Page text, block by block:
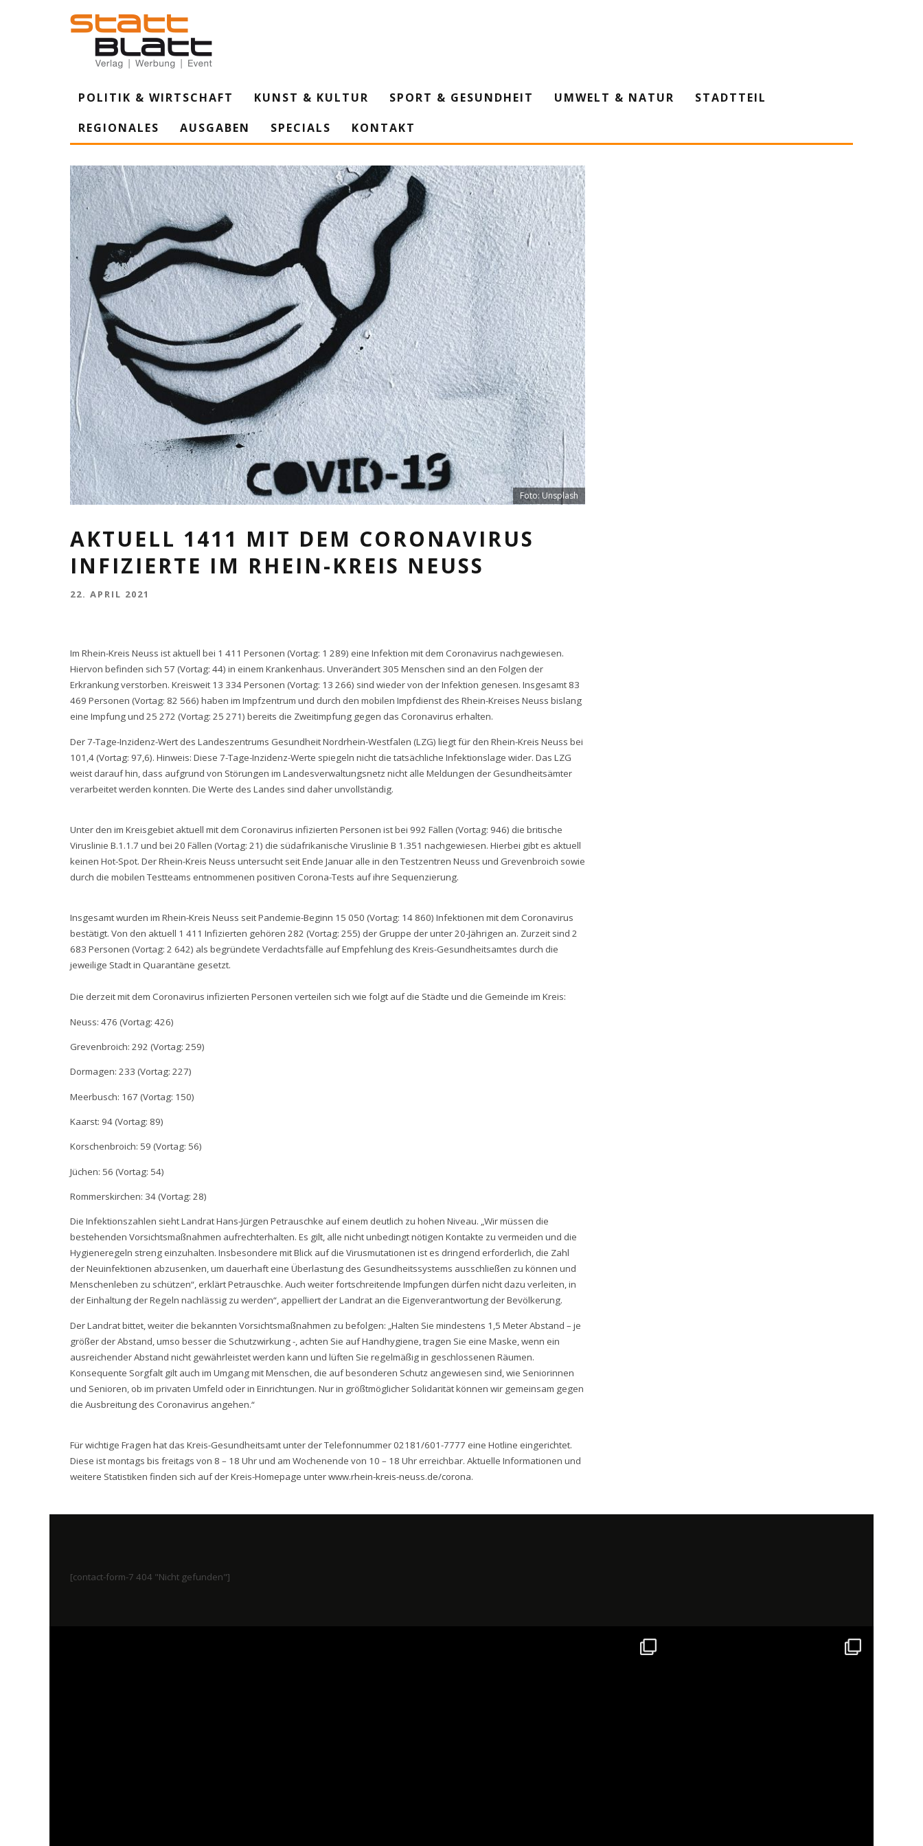
POLITIK & WIRTSCHAFT KUNST & KULTUR SPORT & GESUNDHEIT UMWELT & NATUR
STADTTEIL
REGIONALES
AUSGABEN SPECIALS KONTAKT
Foto: Unsplash
AKTUELL 1411 MIT DEM CORONAVIRUS
INFIZIERTE IM RHEIN-KREIS NEUSS
22. APRIL 2021
Im Rhein-Kreis Neuss ist aktuell bei 1 411 Personen (Vortag: 1 289) eine Infektion mit dem Coronavirus nachgewiesen.
Hiervon befinden sich 57 (Vortag: 44) in einem Krankenhaus. Unverändert 305 Menschen sind an den Folgen der
Erkrankung verstorben. Kreisweit 13 334 Personen (Vortag: 13 266) sind wieder von der Infektion genesen. Insgesamt 83
469 Personen (Vortag: 82 566) haben im Impfzentrum und durch den mobilen Impfdienst des Rhein-Kreises Neuss bislang
eine Impfung und 25 272 (Vortag: 25 271) bereits die Zweitimpfung gegen das Coronavirus erhalten.
Der 7-Tage-Inzidenz-Wert des Landeszentrums Gesundheit Nordrhein-Westfalen (LZG) liegt für den Rhein-Kreis Neuss bei
101,4 (Vortag: 97,6). Hinweis: Diese 7-Tage-Inzidenz-Werte spiegeln nicht die tatsächliche Infektionslage wider. Das LZG
weist darauf hin, dass aufgrund von Störungen im Landesverwaltungsnetz nicht alle Meldungen der Gesundheitsämter
verarbeitet werden konnten. Die Werte des Landes sind daher unvollständig.
Unter den im Kreisgebiet aktuell mit dem Coronavirus infizierten Personen ist bei 992 Fällen (Vortag: 946) die britische
Viruslinie B.1.1.7 und bei 20 Fällen (Vortag: 21) die südafrikanische Viruslinie B 1.351 nachgewiesen. Hierbei gibt es aktuell
keinen Hot-Spot. Der Rhein-Kreis Neuss untersucht seit Ende Januar alle in den Testzentren Neuss und Grevenbroich sowie
durch die mobilen Testteams entnommenen positiven Corona-Tests auf ihre Sequenzierung.
Insgesamt wurden im Rhein-Kreis Neuss seit Pandemie-Beginn 15 050 (Vortag: 14 860) Infektionen mit dem Coronavirus
bestätigt. Von den aktuell 1 411 Infizierten gehören 282 (Vortag: 255) der Gruppe der unter 20-Jährigen an. Zurzeit sind 2
683 Personen (Vortag: 2 642) als begründete Verdachtsfälle auf Empfehlung des Kreis-Gesundheitsamtes durch die
jeweilige Stadt in Quarantäne gesetzt.
Die derzeit mit dem Coronavirus infizierten Personen verteilen sich wie folgt auf die Städte und die Gemeinde im Kreis:
Neuss: 476 (Vortag: 426)
Grevenbroich: 292 (Vortag: 259)
Dormagen: 233 (Vortag: 227)
Meerbusch: 167 (Vortag: 150)
Kaarst: 94 (Vortag: 89)
Korschenbroich: 59 (Vortag: 56)
Jüchen: 56 (Vortag: 54)
Rommerskirchen: 34 (Vortag: 28)
Die Infektionszahlen sieht Landrat Hans-Jürgen Petrauschke auf einem deutlich zu hohen Niveau. „Wir müssen die
bestehenden Vorsichtsmaßnahmen aufrechterhalten. Es gilt, alle nicht unbedingt nötigen Kontakte zu vermeiden und die
Hygieneregeln streng einzuhalten. Insbesondere mit Blick auf die Virusmutationen ist es dringend erforderlich, die Zahl
der Neuinfektionen abzusenken, um dauerhaft eine Überlastung des Gesundheitssystems ausschließen zu können und
Menschenleben zu schützen“, erklärt Petrauschke. Auch weiter fortschreitende Impfungen dürfen nicht dazu verleiten, in
der Einhaltung der Regeln nachlässig zu werden“, appelliert der Landrat an die Eigenverantwortung der Bevölkerung.
Der Landrat bittet, weiter die bekannten Vorsichtsmaßnahmen zu befolgen: „Halten Sie mindestens 1,5 Meter Abstand – je
größer der Abstand, umso besser die Schutzwirkung -, achten Sie auf Handhygiene, tragen Sie eine Maske, wenn ein
ausreichender Abstand nicht gewährleistet werden kann und lüften Sie regelmäßig in geschlossenen Räumen.
Konsequente Sorgfalt gilt auch im Umgang mit Menschen, die auf besonderen Schutz angewiesen sind, wie Seniorinnen
und Senioren, ob im privaten Umfeld oder in Einrichtungen. Nur in größtmöglicher Solidarität können wir gemeinsam gegen
die Ausbreitung des Coronavirus angehen.“
Für wichtige Fragen hat das Kreis-Gesundheitsamt unter der Telefonnummer 02181/601-7777 eine Hotline eingerichtet.
Diese ist montags bis freitags von 8 – 18 Uhr und am Wochenende von 10 – 18 Uhr erreichbar. Aktuelle Informationen und
weitere Statistiken finden sich auf der Kreis-Homepage unterwww.rhein-kreis-neuss.de/corona.
[contact-form-7 404 "Nicht gefunden"]